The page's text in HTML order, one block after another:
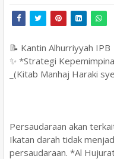
📝 Kantin Alhurriyyah IPB
✨ *Strategi
_(Kitab Manhaj Haraki
Persaudaraan akan
Ikatan darah tidak
persaudaraan. *Al